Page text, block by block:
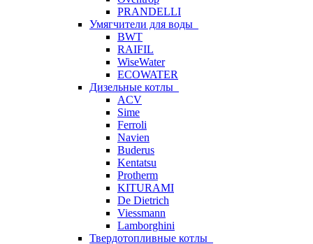
PRANDELLI
Умягчители для воды
BWT
RAIFIL
WiseWater
ECOWATER
Дизельные котлы
ACV
Sime
Ferroli
Navien
Buderus
Kentatsu
Protherm
KITURAMI
De Dietrich
Viessmann
Lamborghini
Твердотопливные котлы